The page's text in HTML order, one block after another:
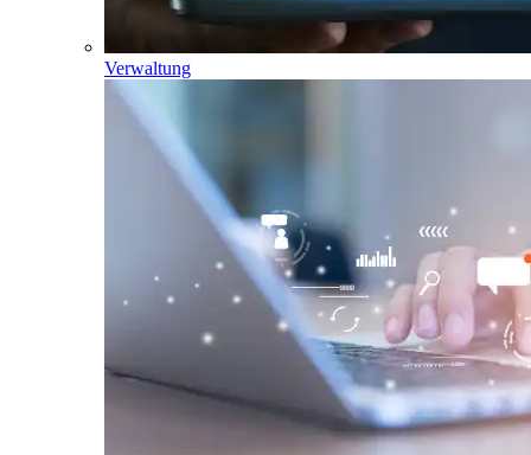
Verwaltung